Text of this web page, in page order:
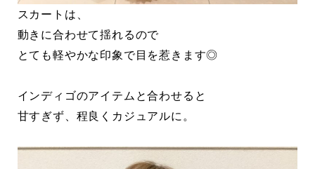
スカートは、
動きに合わせて揺れるので
とても軽やかな印象で目を惹きます◎
インディゴのアイテムと合わせると
甘すぎず、程良くカジュアルに。